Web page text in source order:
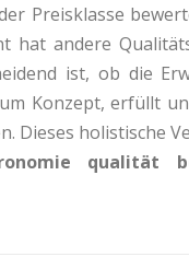
Preisklasse
hat andere
ist, ob die
Konzept, erfüllt
Dieses holistische
qualität